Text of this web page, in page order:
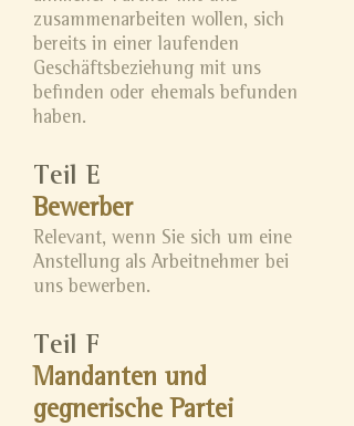
zusammenarbeiten wollen, sich
bereits in einer laufenden
Geschäftsbeziehung mit uns
befinden oder ehemals befunden
haben.
Teil E
Bewerber
Relevant, wenn Sie sich um eine
Anstellung als Arbeitnehmer bei
uns bewerben.
Teil F
Mandanten und
gegnerische Partei